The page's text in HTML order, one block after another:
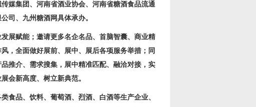
媒集团、河南省酒业协会、河南省糖酒食品流通
司、九州糖酒网具体承办。
展赋能；邀请更多名企名品、首脑智囊、商业精
，全面做好展前、展中、展后各项服务举措；同
推介、需求搜集，展中精准匹配、融洽对接，实
会新高度、树立新典范。
食品、饮料、葡萄酒、烈酒、白酒等生产企业、